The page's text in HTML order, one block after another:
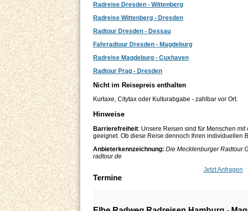
Radreise Dresden - Wittenberg
Radreise Wittenberg - Dresden
Radtour Dresden - Dessau
Fahrradtour Dresden - Magdeburg
Radreise Magdeburg - Cuxhaven
Radtour Prag - Dresden
Nicht im Reisepreis enthalten
Kurtaxe, Citytax oder Kulturabgabe - zahlbar vor Ort.
Hinweise
Barrierefreiheit: Unsere Reisen sind für Menschen
geeignet. Ob diese Reise dennoch Ihren individuellen
Anbieterkennzeichnung: Die Mecklenburger Radtour
radtour.de
Jetzt Anfragen
Termine